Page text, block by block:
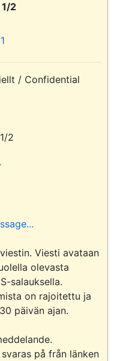
2
/ Confidential
2
Viesti avataan
olevasta
salauksella.
on rajoitettu ja
päivän ajan.
på från länken